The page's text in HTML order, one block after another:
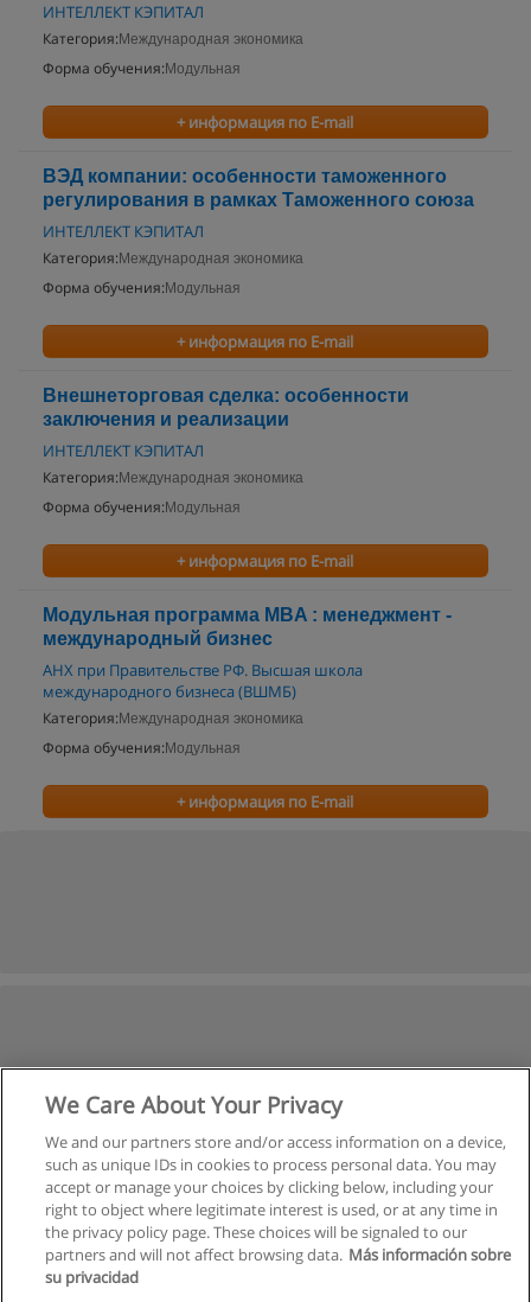
ИНТЕЛЛЕКТ КЭПИТАЛ
Категория: Международная экономика
Форма обучения: Модульная
+ информация по E-mail
ВЭД компании: особенности таможенного
регулирования в рамках Таможенного союза
ИНТЕЛЛЕКТ КЭПИТАЛ
Категория: Международная экономика
Форма обучения: Модульная
+ информация по E-mail
Внешнеторговая сделка: особенности
заключения и реализации
ИНТЕЛЛЕКТ КЭПИТАЛ
Категория: Международная экономика
Форма обучения: Модульная
+ информация по E-mail
Модульная программа MBA : менеджмент -
международный бизнес
АНХ при Правительстве РФ. Высшая школа
международного бизнеса (ВШМБ)
Категория: Международная экономика
Форма обучения: Модульная
+ информация по E-mail
We Care About Your Privacy
We and our partners store and/or access information on a device,
such as unique IDs in cookies to process personal data. You may
accept or manage your choices by clicking below, including your
right to object where legitimate interest is used, or at any time in
the privacy policy page. These choices will be signaled to our
partners and will not affect browsing data. Más información sobre
su privacidad